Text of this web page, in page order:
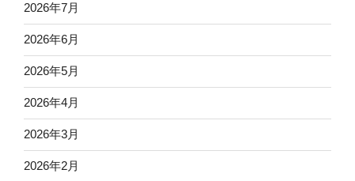
2026年7月
2026年6月
2026年5月
2026年4月
2026年3月
2026年2月